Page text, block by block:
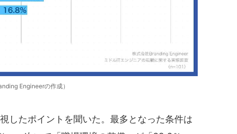
Engineerの作成）
たポイントを聞いた。最多となった条件は